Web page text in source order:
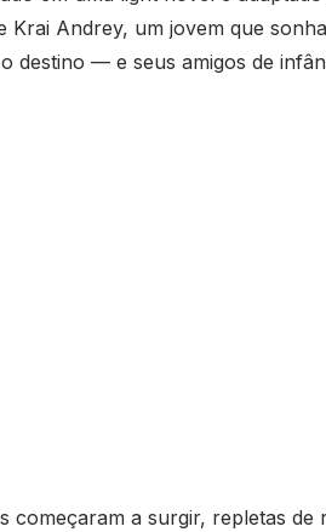
Krai Andrey, um jovem que
destino — e seus amigos de
começaram a surgir, repletas de